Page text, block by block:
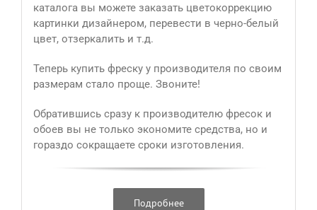
каталога вы можете заказать цветокоррекцию
картинки дизайнером, перевести в черно-белый
цвет, отзеркалить и т.д.
Теперь купить фреску у производителя по своим
размерам стало проще. Звоните!
Обратившись сразу к производителю фресок и
обоев вы не только экономите средства, но и
гораздо сокращаете сроки изготовления.
Подробнее